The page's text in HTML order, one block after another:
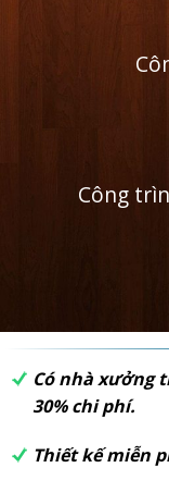
Công
Có nhà xưởng
30% chi phí.
Thiết kế miễn